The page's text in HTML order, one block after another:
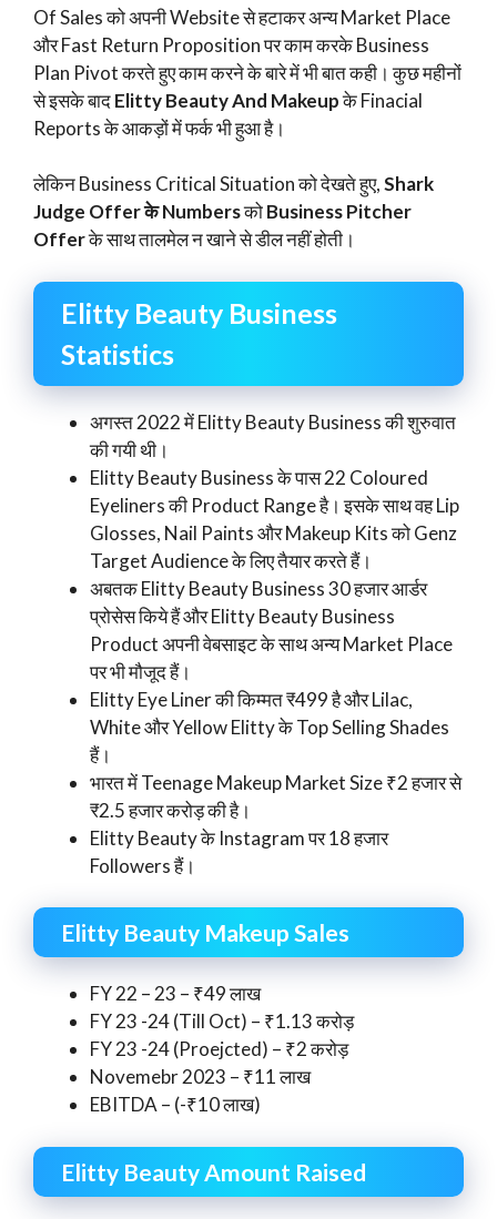
Of Sales को अपनी Website से हटाकर अन्य Market Place
और Fast Return Proposition पर काम करके Business
Plan Pivot करते हुए काम करने के बारे में भी बात कही। कुछ महीनों
से इसके बादElitty Beauty And Makeupके Finacial
Reports के आकड़ों में फर्क भी हुआ है।
लेकिन Business Critical Situation को देखते हुए,Shark
Judge Offer के NumbersकोBusiness Pitcher
Offerके साथ तालमेल न खाने से डील नहीं होती।
Elitty Beauty Business
Statistics
अगस्त 2022 में Elitty Beauty Business की शुरुवात
की गयी थी।
Elitty Beauty Business के पास 22 Coloured
Eyeliners की Product Range है। इसके साथ वह Lip
Glosses, Nail Paints और Makeup Kits को Genz
Target Audience के लिए तैयार करते हैं।
अबतक Elitty Beauty Business 30 हजार आर्डर
प्रोसेस किये हैं और Elitty Beauty Business
Product अपनी वेबसाइट के साथ अन्य Market Place
पर भी मौजूद हैं।
Elitty Eye Liner की किम्मत ₹499 है और Lilac,
White और Yellow Elitty के Top Selling Shades
हैं।
भारत में Teenage Makeup Market Size ₹2 हजार से
₹2.5 हजार करोड़ की है।
Elitty Beauty के Instagram पर 18 हजार
Followers हैं।
Elitty Beauty Makeup Sales
FY 22 – 23 – ₹49 लाख
FY 23 -24 (Till Oct) – ₹1.13 करोड़
FY 23 -24 (Proejcted) – ₹2 करोड़
Novemebr 2023 – ₹11 लाख
EBITDA – (-₹10 लाख)
Elitty Beauty Amount Raised